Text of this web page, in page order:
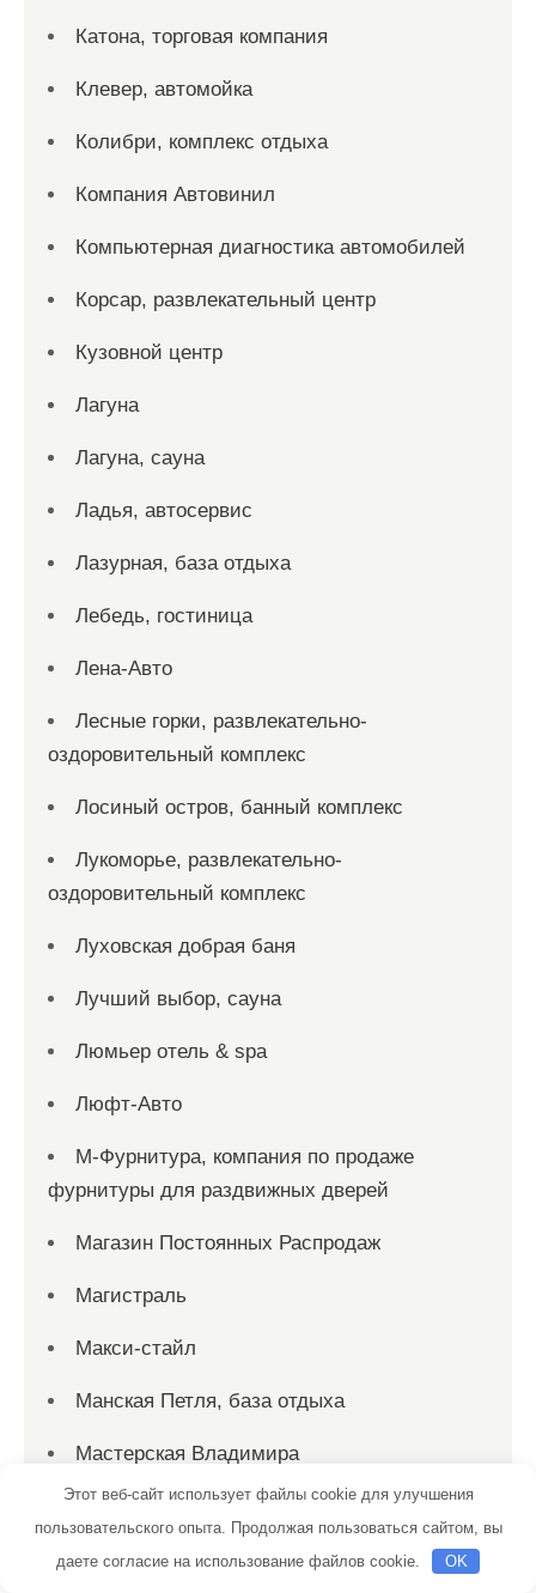
Катона, торговая компания
Клевер, автомойка
Колибри, комплекс отдыха
Компания Автовинил
Компьютерная диагностика автомобилей
Корсар, развлекательный центр
Кузовной центр
Лагуна
Лагуна, сауна
Ладья, автосервис
Лазурная, база отдыха
Лебедь, гостиница
Лена-Авто
Лесные горки, развлекательно-
оздоровительный комплекс
Лосиный остров, банный комплекс
Лукоморье, развлекательно-
оздоровительный комплекс
Луховская добрая баня
Лучший выбор, сауна
Люмьер отель & spa
Люфт-Авто
М-Фурнитура, компания по продаже
фурнитуры для раздвижных дверей
Магазин Постоянных Распродаж
Магистраль
Макси-стайл
Манская Петля, база отдыха
Мастерская Владимира
Медведефф, комплекс
Медведефф, комплекс
Этот веб-сайт использует файлы cookie для улучшения
пользовательского опыта. Продолжая пользоваться сайтом, вы
даете согласие на использование файлов cookie.
OK